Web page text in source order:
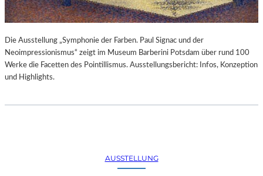
Die Ausstellung „Symphonie der Farben. Paul Signac und der
Neoimpressionismus“ zeigt im Museum Barberini Potsdam über rund 100
Werke die Facetten des Pointillismus. Ausstellungsbericht: Infos, Konzeption
und Highlights.
AUSSTELLUNG